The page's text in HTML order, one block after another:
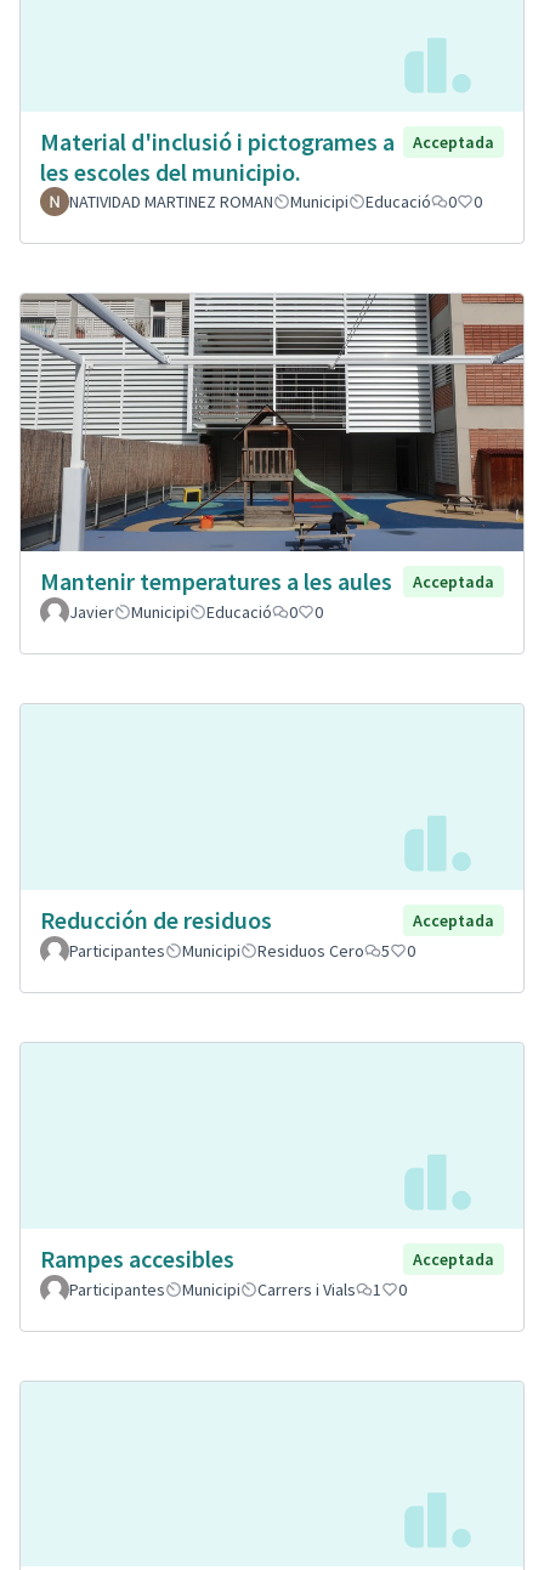
Material d'inclusió i pictogrames a
les escoles del municipio.
Acceptada
NATIVIDAD MARTINEZ ROMAN Municipi Educació 0 0
Mantenir temperatures a les aules
Acceptada
Javier
Municipi Educació 0 0
Reducción de residuos
Acceptada
Participantes
Municipi Residuos Cero 5 0
Rampes accesibles
Acceptada
Participantes
Municipi Carrers i Vials 1 0